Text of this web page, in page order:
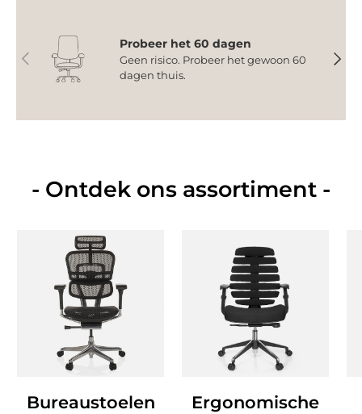
Vorige
Probeer het 60 dagen
Geen risico. Probeer het gewoon 60
dagen thuis.
- Ontdek ons assortiment -
Bureaustoelen
Ergonomische